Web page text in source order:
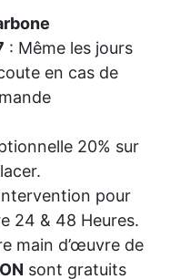
: Même les jours
en cas de
20% sur
pour
24 & 48 Heures.
main d’œuvre de
sont gratuits